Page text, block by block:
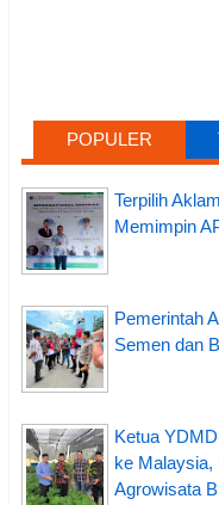
POPULER
Terpilih
Memimpin
Pemerintah
Semen dan
Ketua
ke Malaysia,
Agrowisata